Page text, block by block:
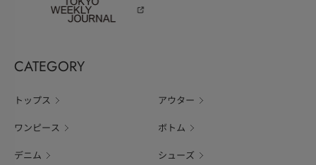
CATEGORY
トップス アウター
ワンピース ボトム
デニム シューズ